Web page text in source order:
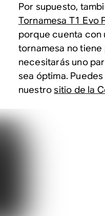
Por supuesto,
Tornamesa T1 Evo
porque cuenta con
tornamesa no
necesitarás uno
sea óptima.
nuestrositio de la